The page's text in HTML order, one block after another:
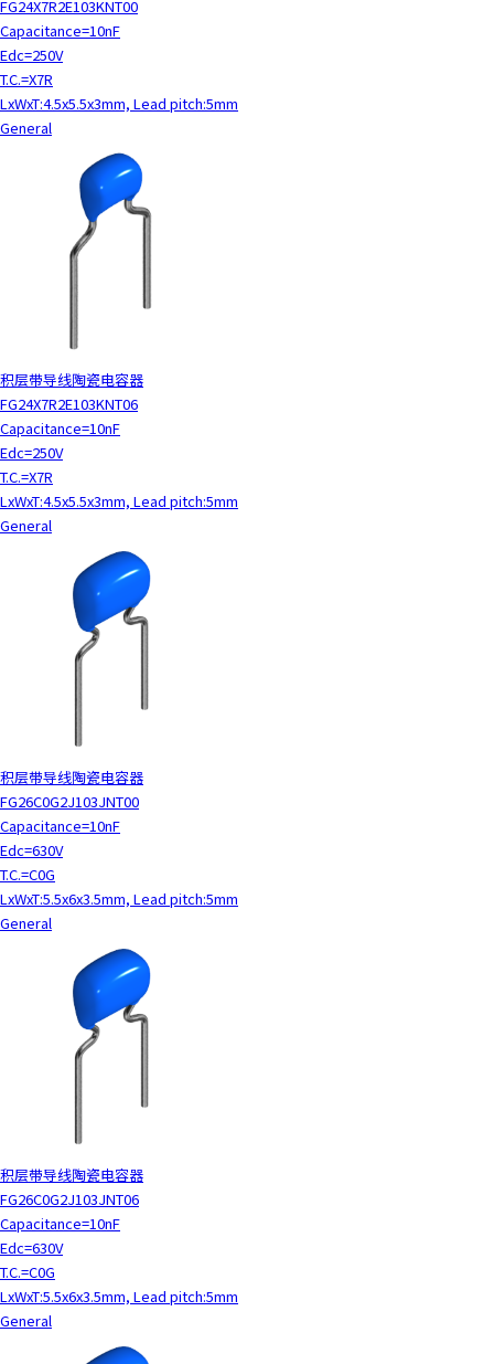
c
t
w
i
t
h
t
.
FG24X7R2E103KNT00
Capacitance=10nF
Edc=250V
T.C.=X7R
LxWxT:4.5x5.5x3mm, Lead pitch:5mm
General
积层带导线陶瓷电容器
FG24X7R2E103KNT06
Capacitance=10nF
Edc=250V
T.C.=X7R
LxWxT:4.5x5.5x3mm, Lead pitch:5mm
General
积层带导线陶瓷电容器
FG26C0G2J103JNT00
Capacitance=10nF
Edc=630V
T.C.=C0G
LxWxT:5.5x6x3.5mm, Lead pitch:5mm
General
积层带导线陶瓷电容器
FG26C0G2J103JNT06
Capacitance=10nF
Edc=630V
T.C.=C0G
LxWxT:5.5x6x3.5mm, Lead pitch:5mm
General